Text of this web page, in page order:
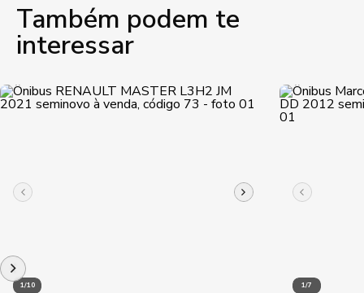
Também podem te
interessar
1/10 1/7